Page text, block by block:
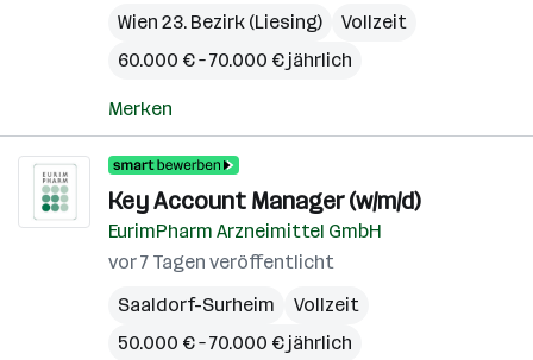
Wien 23. Bezirk (Liesing)
Vollzeit
60.000 € – 70.000 € jährlich
Merken
Key Account Manager (w/m/d)
EurimPharm Arzneimittel GmbH
vor 7 Tagen veröffentlicht
Saaldorf-Surheim
Vollzeit
50.000 € – 70.000 € jährlich